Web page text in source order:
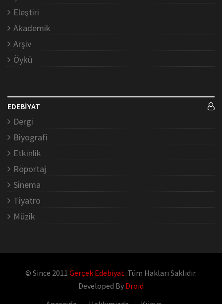
Eleştiri
Akademik
Arşiv
Öykü
EDEBİYAT
Dergi
Biyografi
Etkinlik
Röportaj
Sinema
Tiyatro
Müzik
© Since 2011 Gerçek Edebiyat. Tüm Hakları Saklıdır.
Developed By Droid